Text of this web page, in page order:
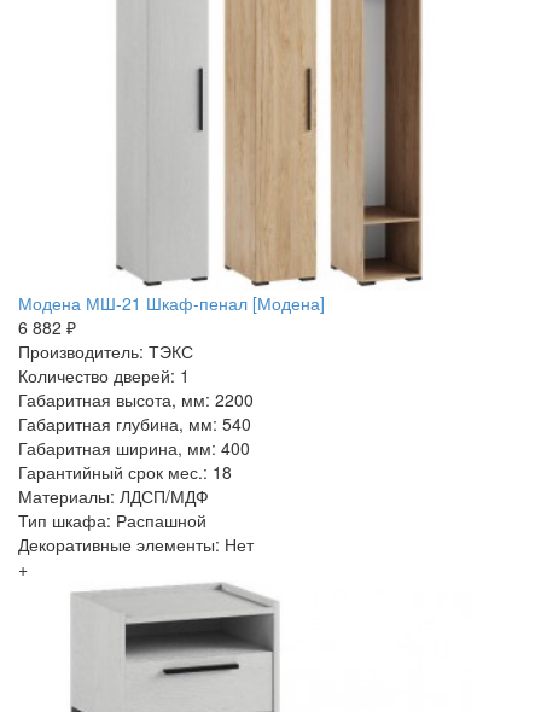
Модена МШ-21 Шкаф-пенал [Модена]
6 882 ₽
Производитель: ТЭКС
Количество дверей: 1
Габаритная высота, мм: 2200
Габаритная глубина, мм: 540
Габаритная ширина, мм: 400
Гарантийный срок мес.: 18
Материалы: ЛДСП/МДФ
Тип шкафа: Распашной
Декоративные элементы: Нет
+